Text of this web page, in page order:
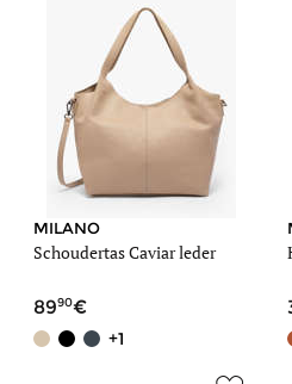
MILANO
Schoudertas Caviar leder
8990
+1